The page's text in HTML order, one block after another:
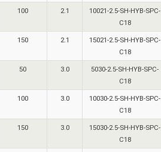
100 2.1
10021-2.5-SH-HYB-SPC-
C18
150 2.1
15021-2.5-SH-HYB-SPC-
C18
50 3.0
5030-2.5-SH-HYB-SPC-
C18
100 3.0
10030-2.5-SH-HYB-SPC-
C18
150 3.0
15030-2.5-SH-HYB-SPC-
C18